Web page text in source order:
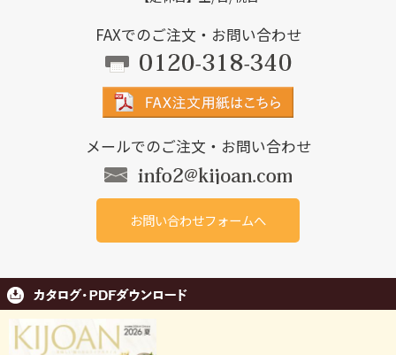
FAXでのご注文・お問い合わせ
メールでのご注文・お問い合わせ
お問い合わせフォームへ